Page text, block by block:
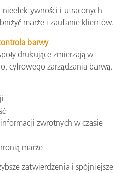
i utraconych
marże i zaufanie klientów.
barwy
drukujące zmierzają w
cyfrowego zarządzania barwą.
zwrotnych w czasie
marże
zatwierdzenia i spójniejsze